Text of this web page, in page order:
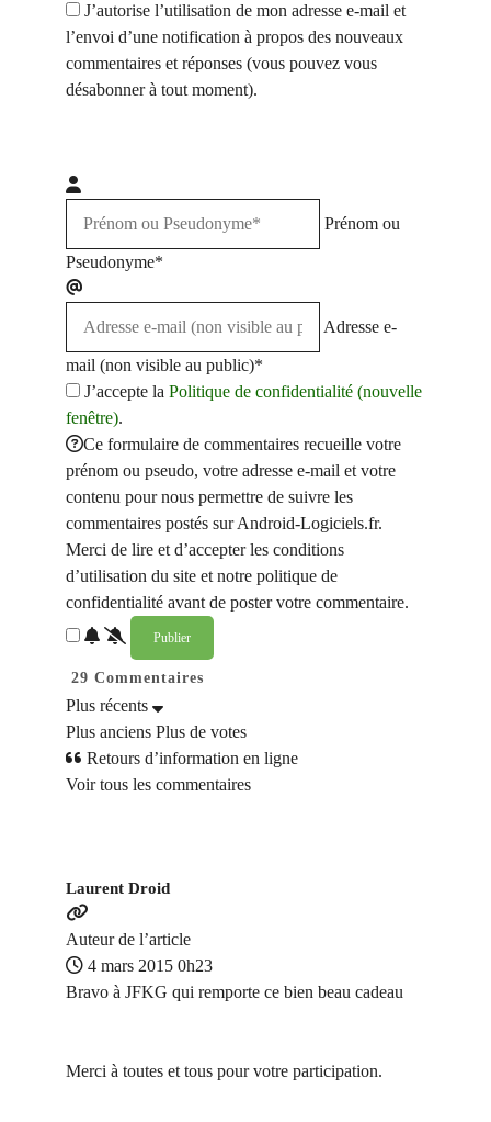
J’autorise l’utilisation de mon adresse e-mail et
l’envoi d’une notification à propos des nouveaux
commentaires et réponses (vous pouvez vous
désabonner à tout moment).
Prénom ou
Pseudonyme*
Adresse e-
mail (non visible au public)*
J’accepte la Politique de confidentialité (nouvelle
fenêtre).
Ce formulaire de commentaires recueille votre
prénom ou pseudo, votre adresse e-mail et votre
contenu pour nous permettre de suivre les
commentaires postés sur Android-Logiciels.fr.
Merci de lire et d’accepter les conditions
d’utilisation du site et notre politique de
confidentialité avant de poster votre commentaire.
29 Commentaires
Plus récents
Plus anciens Plus de votes
Retours d’information en ligne
Voir tous les commentaires
Laurent Droid
Auteur de l’article
4 mars 2015 0h23
Bravo à JFKG qui remporte ce bien beau cadeau
Merci à toutes et tous pour votre participation.